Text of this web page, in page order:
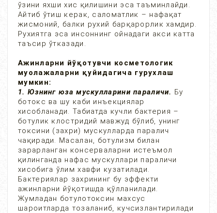
ўзини яхши хис қилишини эса таъминлайди.
Айтиб ўтиш керак, саломатлик – нафақат
жисмоний, балки рухий барқарорлик хамдир.
Рухиятга эса инсоннинг ойнадаги акси катта
таъсир ўтказади.
Ажинларни йўқотувчи косметологик
муолажаларни қуйидагича гурухлаш
мумкин:
1. Юзнинг юза мускулларини параличи. Бу
ботокс ва шу каби инъекциялар
хисобланади. Табиатда кучли бактерия –
ботулик клостридий мавжуд бўлиб, унинг
токсини (захри) мускулларда паралич
чақиради. Масалан, ботулизм билан
зарарланган консерваларни истеъмол
қилинганда нафас мускуллари параличи
хисобига ўлим хавфи кузатилади.
Бактериялар захрининг бу эффекти
ажинларни йўқотишда қўлланилади.
Жумладан ботулотоксин махсус
шароитларда тозаланиб, кучсизлантирилади